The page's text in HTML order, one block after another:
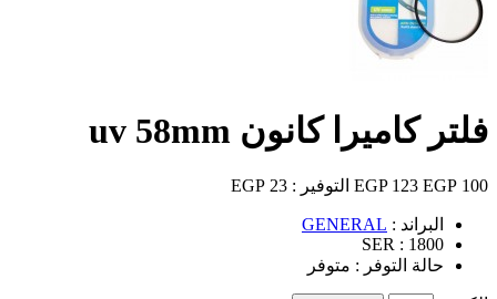
فلتر كاميرا كانون uv 58mm
100 EGP
123 EGP التوفير : 23 EGP
البراند : GENERAL
SER : 1800
حالة التوفر : متوفر